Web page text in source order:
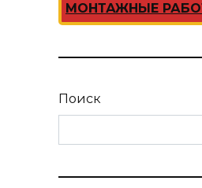
МОНТАЖНЫЕ
Поиск